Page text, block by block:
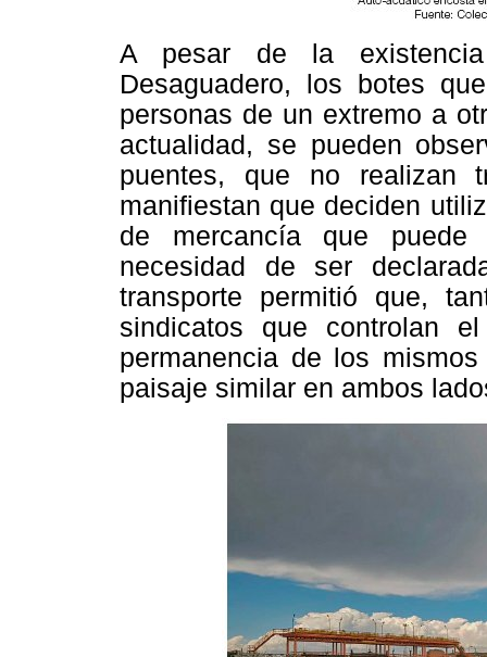
A pesar de la
Desaguadero, los botes
personas de un extremo a
actualidad, se pueden
puentes, que no realizan
manifiestan que deciden
de mercancía que
necesidad de ser
transporte permitió que,
sindicatos que controlan
permanencia de los
paisaje similar en ambos